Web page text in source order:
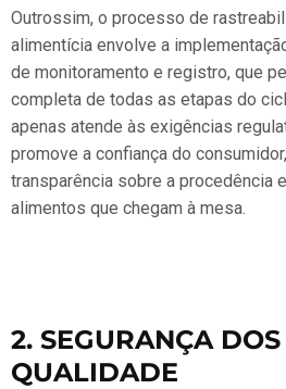
Outrossim, o processo de
alimentícia envolve a
de monitoramento e registro, que
completa de todas as etapas do
apenas atende às exigências
promove a confiança do
transparência sobre a procedência
alimentos que chegam à mesa.
2. SEGURANÇA
QUALIDADE